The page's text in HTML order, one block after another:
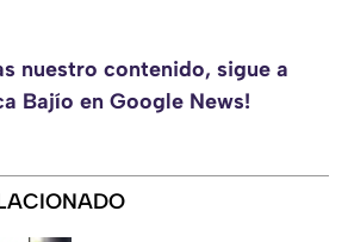
nuestro contenido, sigue a
Bajío en Google News!